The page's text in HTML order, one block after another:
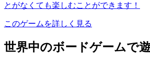
とがなくても楽しむことができます！
このゲームを詳しく見る
世界中のボードゲームで